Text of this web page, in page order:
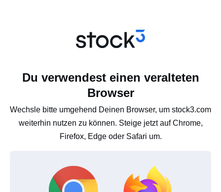
Du verwendest einen veralteten
Browser
Wechsle bitte umgehend Deinen Browser, um stock3.com
weiterhin nutzen zu können. Steige jetzt auf Chrome,
Firefox, Edge oder Safari um.